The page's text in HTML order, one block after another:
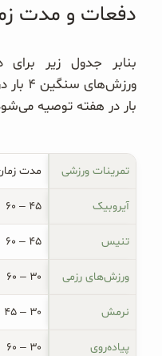
دفعات و مدت
بار در هفته توصیه
تمرینات ورزشی مدت
آیروبیک ۴۵ – ۶۰
تنیس ۴۵ – ۶۰
ورزش‌های رزمی ۳۰ – ۶۰
نرمش ۳۰ – ۴۵
پیاده‌روی ۳۰ – ۶۰